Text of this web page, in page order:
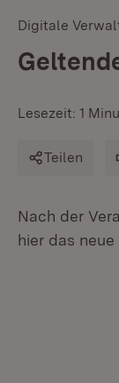
Digitale
Lesezeit: 1
Teilen
Nach der
hier das neue